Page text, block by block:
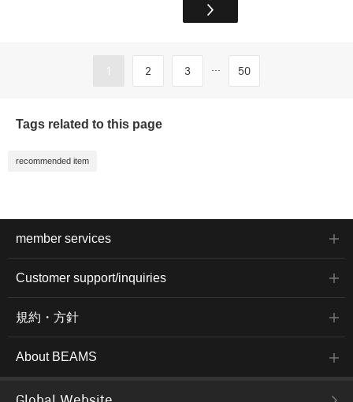
1 2 3 ... 50
Tags related to this page
recommended item
member services
Customer support/inquiries
規約・方針
About BEAMS